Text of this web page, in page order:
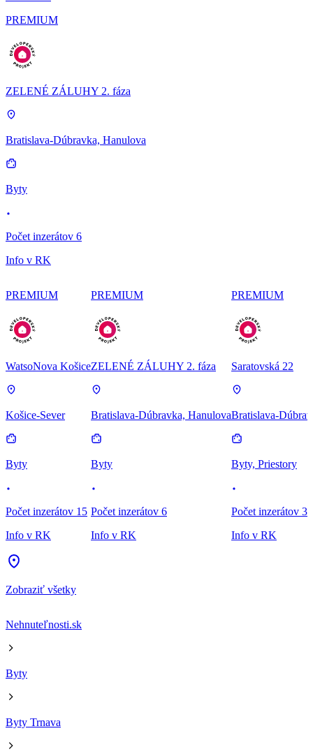
PREMIUM
ZELENÉ ZÁLUHY 2. fáza
Bratislava-Dúbravka, Hanulova
Byty
Počet inzerátov 6
Info v RK
PREMIUM
WatsoNova Košice
Košice-Sever
Byty
Počet inzerátov 15
Info v RK
PREMIUM
ZELENÉ ZÁLUHY 2. fáza
Bratislava-Dúbravka, Hanulova
Byty
Počet inzerátov 6
Info v RK
PREMIUM
Saratovská 22
Bratislava-
Byty, Priestory
Počet inzerátov 3
Info v RK
Zobraziť všetky
Nehnuteľnosti.sk
Byty
Byty Trnava